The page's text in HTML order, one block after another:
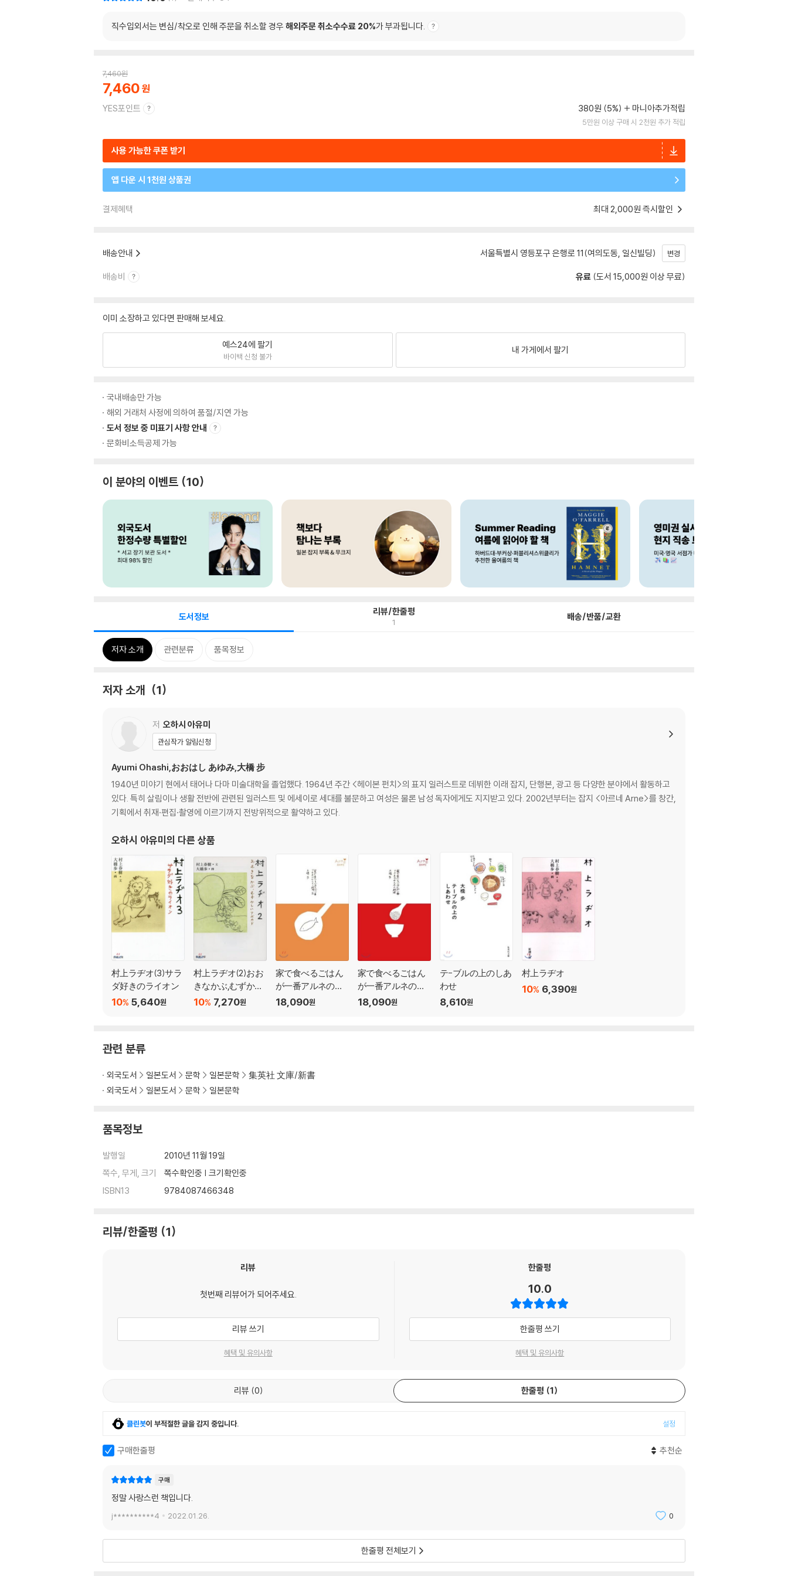
직수입외서는 변심/착오로 인해 주문을 취소할 경우 해외주문 취소수수료 20%가 부과됩니다.
7,460원
7,460
YES포인트 380원 (5%) 마니아추가적립
5만원 이상 구매 시 2천원 추가 적립
사용 가능한 쿠폰 받기
앱 다운 시 1천원 상품권
결제혜택 최대 2,000원 즉시할인
배송안내 서울특별시 영등포구 은행로 11(여의도동, 일신빌딩) 변경
배송비 유료 (도서 15,000원 이상 무료)
이미 소장하고 있다면 판매해 보세요.
예스24에 팔기
바이백 신청 불가
내 가게에서 팔기
국내배송만 가능
해외 거래처 사정에 의하여 품절/지연 가능
도서 정보 중 미표기 사항 안내
문화비소득공제 가능
이 분야의 이벤트 10
도서정보 리뷰/한줄평
1 배송/반품/교환
저자 소개 관련분류 품목정보
저자 소개 1
저 오하시 아유미
관심작가 알림신청
Ayumi Ohashi,おおはし あゆみ,大橋 步
1940년 미야기 현에서 태어나 다마 미술대학을 졸업했다. 1964년 주간 <헤이본 펀치>의 표지 일러스트로 데뷔한 이래 잡지, 단행본, 광고 등 다양한 분야에서 활동하고
있다. 특히 살림이나 생활 전반에 관련된 일러스트 및 에세이로 세대를 불문하고 여성은 물론 남성 독자에게도 지지받고 있다. 2002년부터는 잡지 <아르네 Arne>를 창간,
기획에서 취재·편집·촬영에 이르기까지 전방위적으로 활약하고 있다.
오하시 아유미 의 다른 상품
村上ラヂオ(3)サラ
ダ好きのライオン
5,640원
10%
村上ラヂオ(2)おお
きなかぶ,むずかし
いアボカド
7,270원
10%
家で食べるごはん
が一番アルネのか
んたん料理(2)
18,090원
家で食べるごはん
が一番アルネのか
んたん料理
18,090원
テ-ブルの上のしあ
わせ
8,610원
村上ラヂオ
6,390원
10%
관련 분류
외국도서 일본도서 문학 일본문학
集英社 文庫/新書
외국도서
일본도서 문학 일본문학
품목정보
발행일
2010년 11월 19일
쪽수, 무게, 크기
쪽수확인중 | 크기확인중
ISBN13
9784087466348
리뷰/한줄평 1
리뷰
첫번째 리뷰어가 되어주세요.
리뷰 쓰기
혜택 및 유의사항
한줄평
10.0
한줄평 쓰기
혜택 및 유의사항
리뷰 0 한줄평 1
클린봇이 부적절한 글을 감지 중입니다. 설정
구매한줄평 추천순
구매
정말 사랑스런 책입니다.
j**********4 2022.01.26. 0
한줄평 전체보기